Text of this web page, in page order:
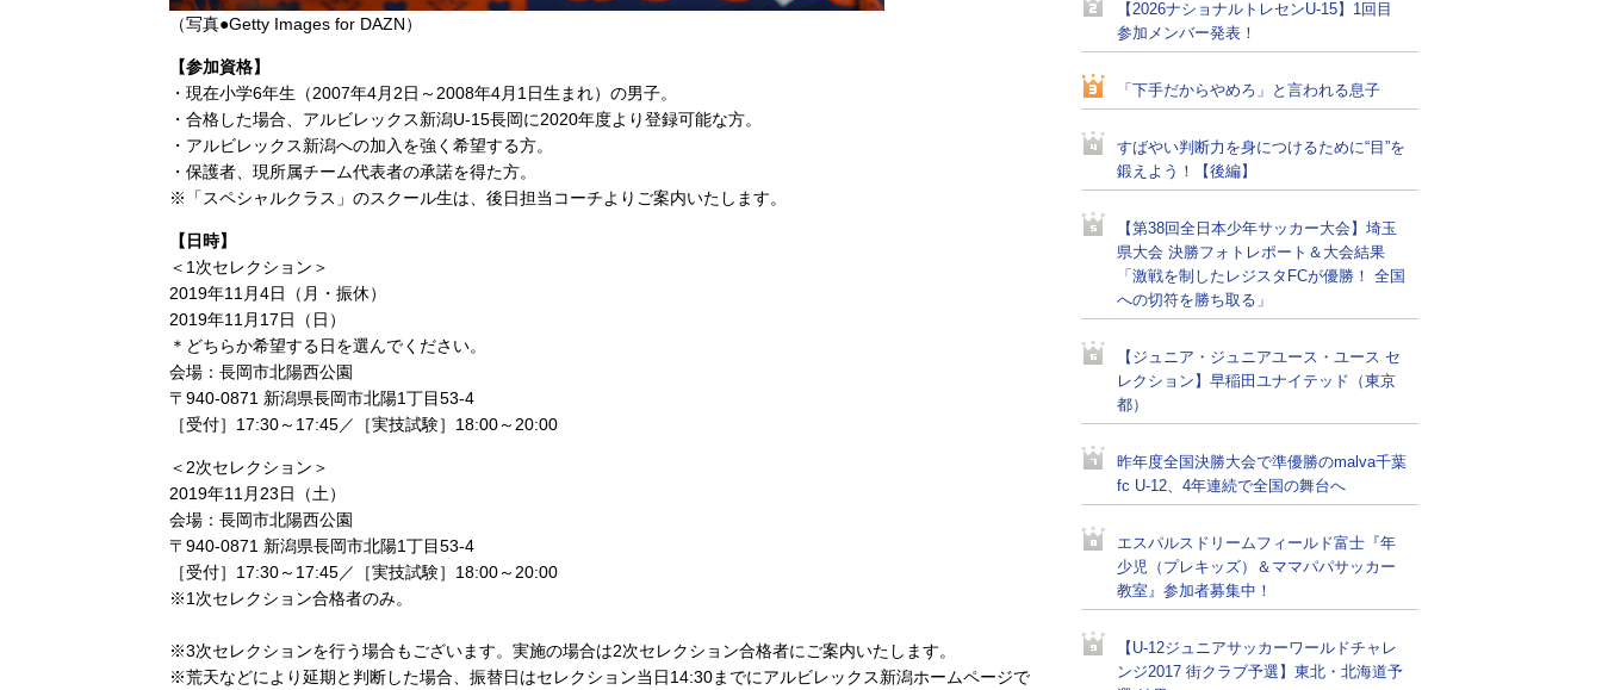
（写真●Getty Images for DAZN）
【参加資格】
・現在小学6年生（2007年4月2日～2008年4月1日生まれ）の男子。
・合格した場合、アルビレックス新潟U-15長岡に2020年度より登録可能な方。
・アルビレックス新潟への加入を強く希望する方。
・保護者、現所属チーム代表者の承諾を得た方。
※「スペシャルクラス」のスクール生は、後日担当コーチよりご案内いたします。
【日時】
＜1次セレクション＞
2019年11月4日（月・振休）
2019年11月17日（日）
＊どちらか希望する日を選んでください。
会場：長岡市北陽西公園
〒940-0871 新潟県長岡市北陽1丁目53-4
［受付］17:30～17:45／［実技試験］18:00～20:00
＜2次セレクション＞
2019年11月23日（土）
会場：長岡市北陽西公園
〒940-0871 新潟県長岡市北陽1丁目53-4
［受付］17:30～17:45／［実技試験］18:00～20:00
※1次セレクション合格者のみ。
※3次セレクションを行う場合もございます。実施の場合は2次セレクション合格者にご案内いたします。
※荒天などにより延期と判断した場合、振替日はセレクション当日14:30までにアルビレックス新潟ホームページで
【2026ナショナルトレセンU-15】1回目
参加メンバー発表！
「下手だからやめろ」と言われる息子
すばやい判断力を身につけるために“目”を
鍛えよう！【後編】
【第38回全日本少年サッカー大会】埼玉
県大会 決勝フォトレポート＆大会結果
「激戦を制したレジスタFCが優勝！ 全国
への切符を勝ち取る」
【ジュニア・ジュニアユース・ユース セ
レクション】早稲田ユナイテッド（東京
都）
昨年度全国決勝大会で準優勝のmalva千葉
fc U-12、4年連続で全国の舞台へ
エスパルスドリームフィールド富士『年
少児（プレキッズ）＆ママパパサッカー
教室』参加者募集中！
【U-12ジュニアサッカーワールドチャレ
ンジ2017 街クラブ予選】東北・北海道予